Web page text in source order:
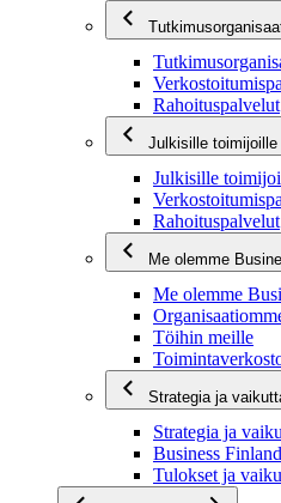
Rahoituspalvelut
Julkisille toimijoille
Julkisille
Rahoituspalvelut
Me olemme
Me olemme
Töihin meille
Strategia ja
Strategia ja
Business
Tulokset ja